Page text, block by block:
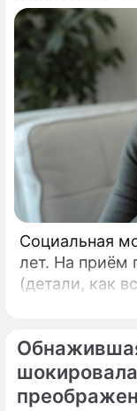
Социальная
лет. На приём
(детали, как